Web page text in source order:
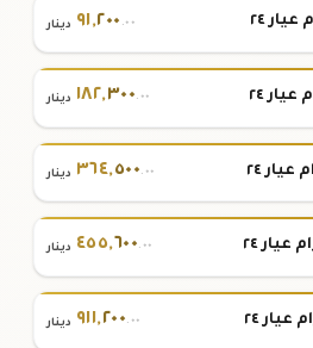
٩١,٢٠٠ .٠٠ دينار
١٨٢,٣٠٠.٠٠ دينار
٣٦٤,٥٠٠.٠٠ دينار
٤٥٥,٦٠٠.٠٠ دينار
٩١١,٢٠٠.٠٠ دينار